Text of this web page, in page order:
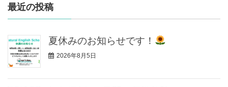
最近の投稿
夏休みのお知らせです！
2026年8月5日